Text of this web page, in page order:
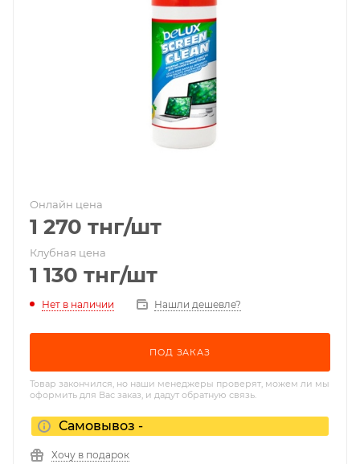
Онлайн цена
1 270 тнг/шт
Клубная цена
1 130 тнг/шт
Нет в наличии Нашли дешевле?
ПОД ЗАКАЗ
Товар закончился, но наши менеджеры проверят, можем ли мы
оформить для Вас заказ, и дадут обратную связь.
Самовывоз -
Хочу в подарок